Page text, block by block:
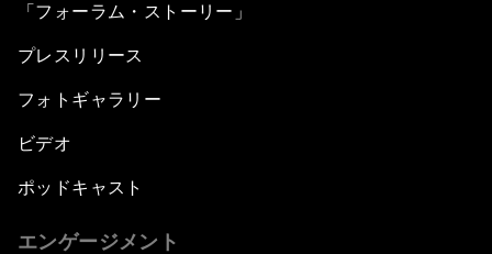
「フォーラム・ストーリー」
プレスリリース
フォトギャラリー
ビデオ
ポッドキャスト
エンゲージメント